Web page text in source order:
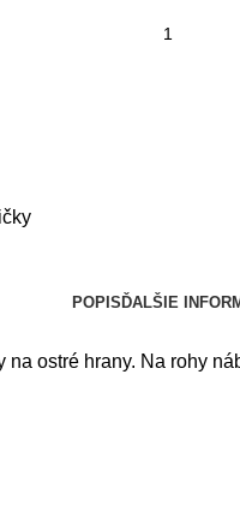
POPIS ĎALŠIE
na ostré hrany. Na rohy